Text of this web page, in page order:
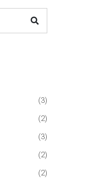
(3)
(2)
(3)
(2)
(2)